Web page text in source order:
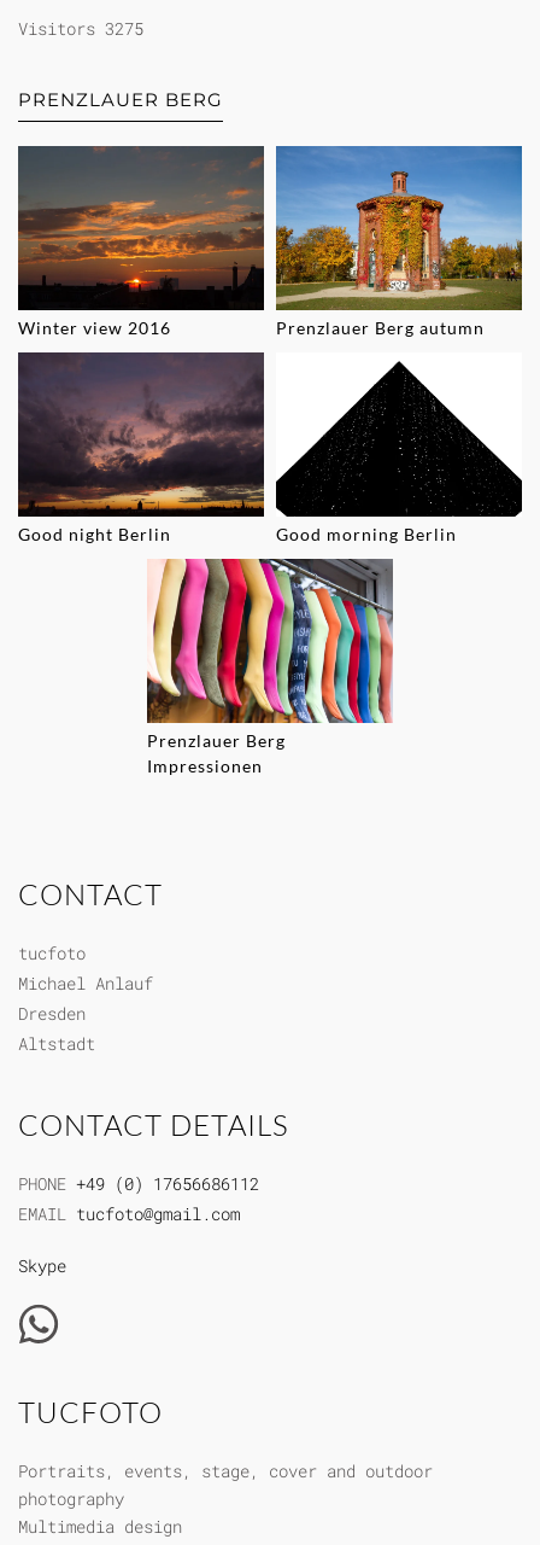
Visitors 3275
PRENZLAUER BERG
Winter view 2016 Prenzlauer Berg autumn
Good night Berlin Good morning Berlin
Prenzlauer Berg
Impressionen
CONTACT
tucfoto
Michael Anlauf
Dresden
Altstadt
CONTACT DETAILS
PHONE +49 (0) 17656686112
EMAIL tucfoto@gmail.com
Skype
TUCFOTO
Portraits, events, stage, cover and outdoor
photography
Multimedia design